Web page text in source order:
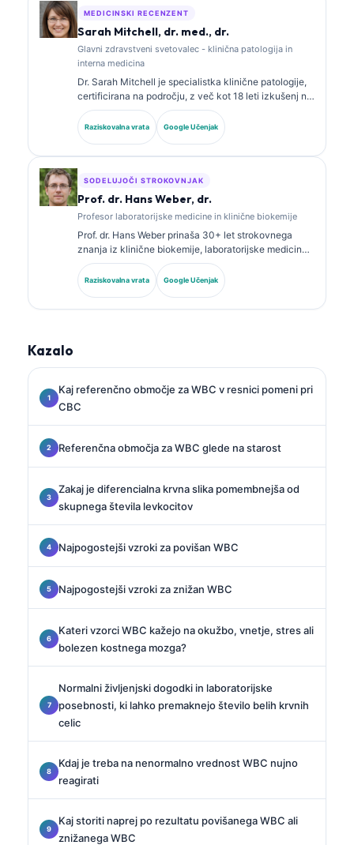
MEDICINSKI RECENZENT
Sarah Mitchell, dr. med., dr.
Glavni zdravstveni svetovalec - klinična patologija in
interna medicina
Dr. Sarah Mitchell je specialistka klinične patologije,
certificirana na področju, z več kot 18 leti izkušenj na
področju laboratorijske medicine in diagnostične
analize. Ima specialna certifikata iz klinične kemije in
je obsežno objavljala o panelih biomarkerjev in
Raziskovalna vrata Google Učenjak
SODELUJOČI STROKOVNJAK
Prof. dr. Hans Weber, dr.
Profesor laboratorijske medicine in klinične biokemije
Prof. dr. Hans Weber prinaša 30+ let strokovnega
znanja iz klinične biokemije, laboratorijske medicine
in raziskav biomarkerjev. Nekdanji predsednik
Nemškega društva za klinično kemijo se osredotoča
na analizo diagnostičnih panelov, standardizacijo
Raziskovalna vrata Google Učenjak
Kazalo
Kaj referenčno območje za WBC v resnici pomeni pri
CBC
Referenčna območja za WBC glede na starost
Zakaj je diferencialna krvna slika pomembnejša od
skupnega števila levkocitov
Najpogostejši vzroki za povišan WBC
Najpogostejši vzroki za znižan WBC
Kateri vzorci WBC kažejo na okužbo, vnetje, stres ali
bolezen kostnega mozga?
Normalni življenjski dogodki in laboratorijske
posebnosti, ki lahko premaknejo število belih krvnih
celic
Kdaj je treba na nenormalno vrednost WBC nujno
reagirati
Kaj storiti naprej po rezultatu povišanega WBC ali
znižanega WBC